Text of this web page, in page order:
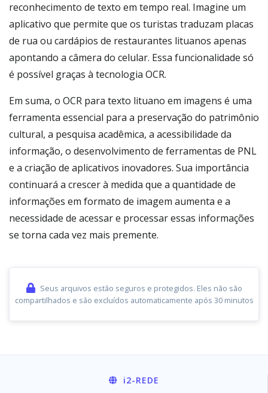
reconhecimento de texto em tempo real. Imagine um
aplicativo que permite que os turistas traduzam placas
de rua ou cardápios de restaurantes lituanos apenas
apontando a câmera do celular. Essa funcionalidade só
é possível graças à tecnologia OCR.
Em suma, o OCR para texto lituano em imagens é uma
ferramenta essencial para a preservação do patrimônio
cultural, a pesquisa acadêmica, a acessibilidade da
informação, o desenvolvimento de ferramentas de PNL
e a criação de aplicativos inovadores. Sua importância
continuará a crescer à medida que a quantidade de
informações em formato de imagem aumenta e a
necessidade de acessar e processar essas informações
se torna cada vez mais premente.
Seus arquivos estão seguros e protegidos. Eles não são
compartilhados e são excluídos automaticamente após 30 minutos
i2-REDE